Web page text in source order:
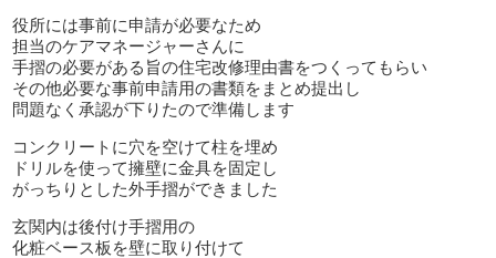
役所には事前に申請が必要なため
担当のケアマネージャーさんに
手摺の必要がある旨の住宅改修理由書をつくってもらい
その他必要な事前申請用の書類をまとめ提出し
問題なく承認が下りたので準備します
コンクリートに穴を空けて柱を埋め
ドリルを使って擁壁に金具を固定し
がっちりとした外手摺ができました
玄関内は後付け手摺用の
化粧ベース板を壁に取り付けて